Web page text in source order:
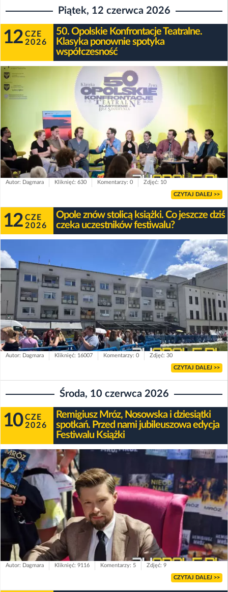
Piątek, 12 czerwca 2026
12 CZE
2026
50. Opolskie Konfrontacje Teatralne.
Klasyka ponownie spotyka
współczesność
Autor: Dagmara Kliknięć: 630 Komentarzy: 0 Zdjęć: 10
CZYTAJ DALEJ >>
12 CZE
2026
Opole znów stolicą książki. Co jeszcze dziś
czeka uczestników festiwalu?
Autor: Dagmara Kliknięć: 16007 Komentarzy: 0 Zdjęć: 30
CZYTAJ DALEJ >>
Środa, 10 czerwca 2026
10 CZE
2026
Remigiusz Mróz, Nosowska i dziesiątki
spotkań. Przed nami jubileuszowa edycja
Festiwalu Książki
Autor: Dagmara Kliknięć: 9116 Komentarzy: 5 Zdjęć: 9
CZYTAJ DALEJ >>